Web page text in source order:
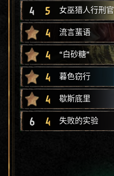
4 5 女巫猎人行刑官
4 流言蜚语
4 “白砂糖”
4 暮色窃行
4 歇斯底里
6 4 失败的实验